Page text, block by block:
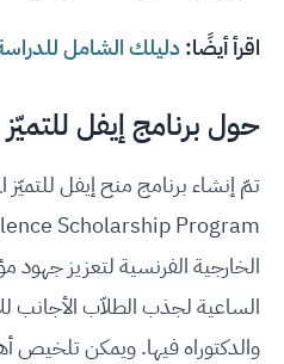
اقرأ أيضًا:دليلك الشامل
حول برنامج إيفل للتميّز
الخارجية الفرنسية لتعزيز
الساعية لجذب الطلاّب الأجانب
والدكتوراه فيها. ويمكن تلخيص